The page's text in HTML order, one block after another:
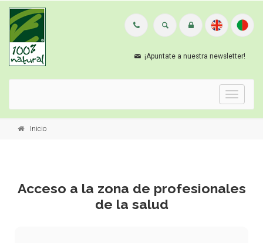
¡Apuntate a nuestra newsletter!
Menu
Inicio
Acceso a la zona de profesionales
de la salud